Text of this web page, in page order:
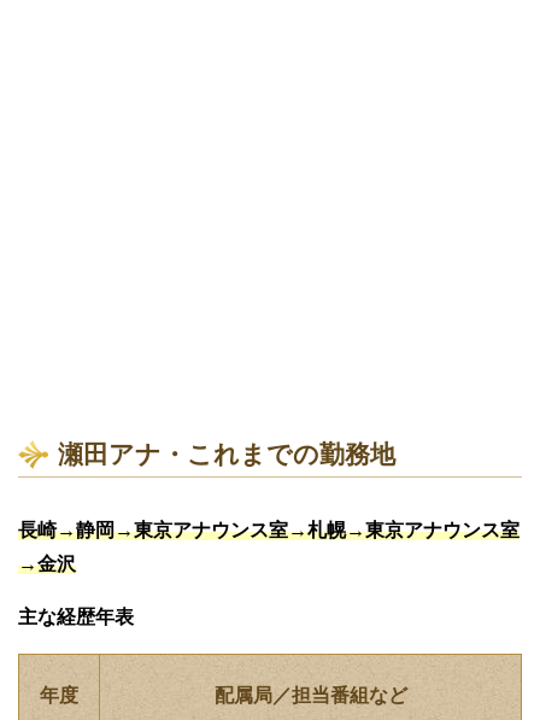
瀬田アナ・これまでの勤務地
長崎→静岡→東京アナウンス室→札幌→東京アナウンス室
→金沢
主な経歴年表
年度 配属局／担当番組など